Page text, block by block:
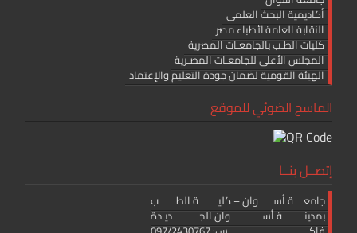
أكاديمية البحث العلمى
النقابة العامة لأطباء مصر
كليات الطـب بالجامعـات المصرية
المجلس الأعلى للجامعـات المصـرية
الهيئة القومية لضمان جودة التعليم والإعتماد
الماسح الضوئي للموقع
إتصــل بنــا
جامعــــة أســــــوان – كليــــــــة الطـــــــب
بمدينـــــــــة أســـــــــــــوان الجـــــــــــديـدة